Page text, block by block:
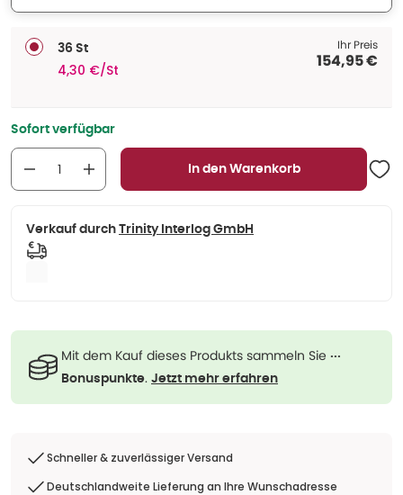
36 St
4,30 €/St
Ihr Preis
154,95 €
Sofort verfügbar
In den Warenkorb
Verkauf durch Trinity Interlog GmbH
Mit dem Kauf dieses Produkts sammeln Sie ···
Bonuspunkte. Jetzt mehr erfahren
Schneller & zuverlässiger Versand
Deutschlandweite Lieferung an Ihre Wunschadresse